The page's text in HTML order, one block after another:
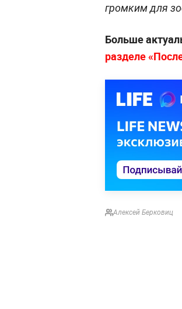
громким для
Больше
разделе
Алексей Берковиц